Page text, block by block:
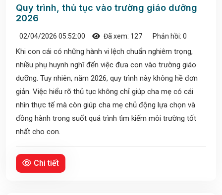
Quy trình, thủ tục vào trường giáo dưỡng
2026
02/04/2026 05:52:00 Đã xem: 127 Phản hồi: 0
Khi con cái có những hành vi lệch chuẩn nghiêm trọng,
nhiều phụ huynh nghĩ đến việc đưa con vào trường giáo
dưỡng. Tuy nhiên, năm 2026, quy trình này không hề đơn
giản. Việc hiểu rõ thủ tục không chỉ giúp cha mẹ có cái
nhìn thực tế mà còn giúp cha mẹ chủ động lựa chọn và
đồng hành trong suốt quá trình tìm kiếm môi trường tốt
nhất cho con.
Chi tiết